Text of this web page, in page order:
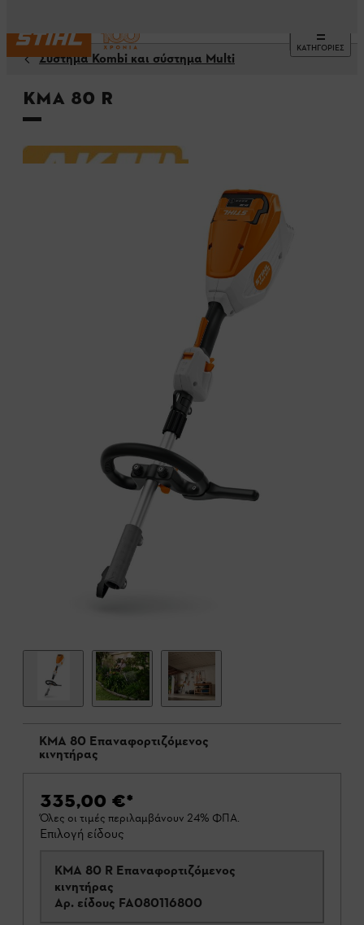
ΚΑΤΗΓΟΡΙΕΣ
Σύστημα Kombi και σύστημα Multi
KMA 80 R
KMA 80 Επαναφορτιζόμενος
κινητήρας
335,00 €*
Όλες οι τιμές περιλαμβάνουν 24% ΦΠΑ.
Επιλογή είδους
KMA 80 R Επαναφορτιζόμενος
κινητήρας
Αρ. είδους FA080116800